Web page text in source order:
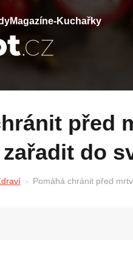
Magazíne-Kuchařky
do
Pomáhá chránit před